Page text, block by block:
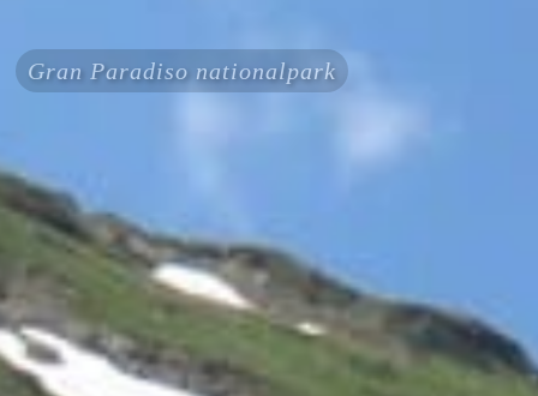
Gran Paradiso nationalpark